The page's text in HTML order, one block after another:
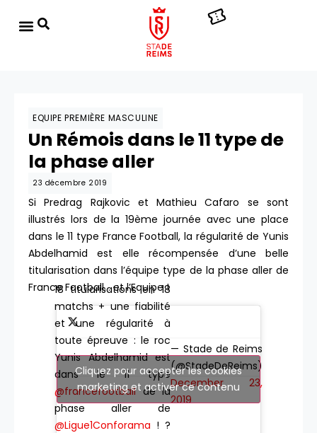
EQUIPE PREMIÈRE MASCULINE
Un Rémois dans le 11 type de
la phase aller
23 décembre 2019
Si Predrag Rajkovic et Mathieu Cafaro se sont
illustrés lors de la 19ème journée avec une place
dans le 11 type France Football, la régularité de Yunis
Abdelhamid est elle récompensée d’une belle
titularisation dans l’équipe type de la phase aller de
France Football… et l’Equipe !
18 titularisations en 18
matchs + une fiabilité
et une régularité à
toute épreuve : le roc
Yunis Abdelhamid est
dans le 11 type
@francefootballde la
phase aller de
@Ligue1Conforama ! ?
— Stade de Reims
(@StadeDeReims)
December 23,
2019
Cliquez pour accepter les cookies
marketing et activer ce contenu